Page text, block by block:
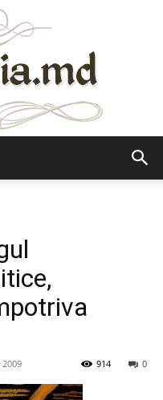
0
914